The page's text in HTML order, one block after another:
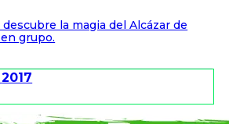
la magia del Alcázar de
grupo.
2017